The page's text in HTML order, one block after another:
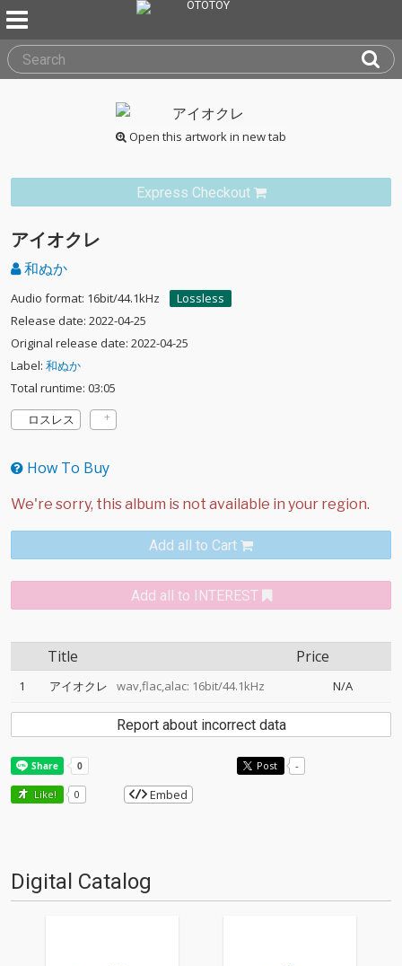
Open this artwork in new tab
Express Checkout
アイオクレ
和ぬか
Audio format: 16bit/44.1kHz
Lossless
Release date: 2022-04-25
Original release date: 2022-04-25
Label: 和ぬか
Total runtime: 03:05
ロスレス
How To Buy
Add all to Cart
Add all to INTEREST
Title Price
1 アイオクレ wav,flac,alac: 16bit/44.1kHz N/A
Report about incorrect data
Post -
Like! 0 Embed
Digital Catalog